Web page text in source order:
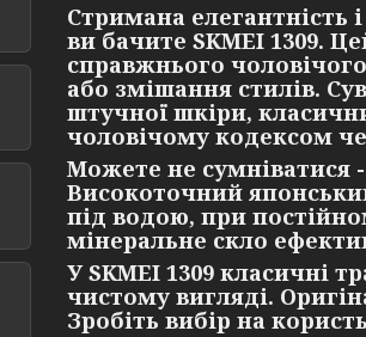
Стримана елегантність
ви бачите SKMEI 1309.
справжнього
або змішання стилів.
штучної шкіри,
чоловічому кодексом
Можете не сумніватися -
Високоточний
під водою, при
мінеральне скло
У SKMEI 1309 класичні
чистому вигляді.
Зробіть вибір на